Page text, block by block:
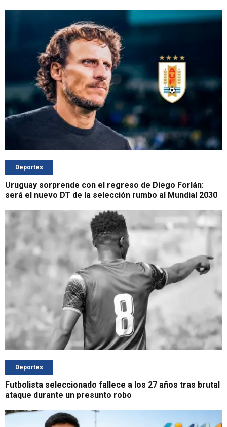
Deportes
Uruguay sorprende con el regreso de Diego Forlán:
será el nuevo DT de la selección rumbo al Mundial 2030
Deportes
Futbolista seleccionado fallece a los 27 años tras brutal
ataque durante un presunto robo